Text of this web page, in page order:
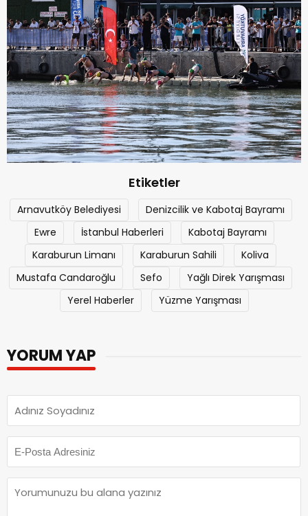
Etiketler
Arnavutköy Belediyesi
Denizcilik ve Kabotaj Bayramı
Ewre
İstanbul Haberleri
Kabotaj Bayramı
Karaburun Limanı
Karaburun Sahili
Koliva
Mustafa Candaroğlu
Sefo
Yağlı Direk Yarışması
Yerel Haberler
Yüzme Yarışması
YORUM YAP